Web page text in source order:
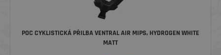
POC CYKLISTICKÁ PŘILBA VENTRAL AIR MIPS, HYDROGEN WHITE
MATT